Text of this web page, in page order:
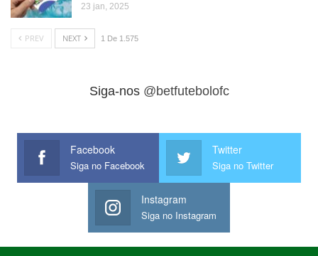
23 jan, 2025
PREV NEXT 1 De 1.575
Siga-nos @betfutebolofc
Facebook
Siga no Facebook
Twitter
Siga no Twitter
Instagram
Siga no Instagram